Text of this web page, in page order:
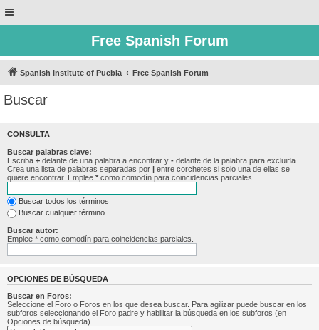
Free Spanish Forum
Spanish Institute of Puebla Free Spanish Forum
Buscar
CONSULTA
Buscar palabras clave:
Escriba + delante de una palabra a encontrar y - delante de la palabra para excluirla.
Crea una lista de palabras separadas por | entre corchetes si solo una de ellas se
quiere encontrar. Emplee * como comodín para coincidencias parciales.
Buscar todos los términos
Buscar cualquier término
Buscar autor:
Emplee * como comodín para coincidencias parciales.
OPCIONES DE BÚSQUEDA
Buscar en Foros:
Seleccione el Foro o Foros en los que desea buscar. Para agilizar puede buscar en los
subforos seleccionando el Foro padre y habilitar la búsqueda en los subforos (en
Opciones de búsqueda).